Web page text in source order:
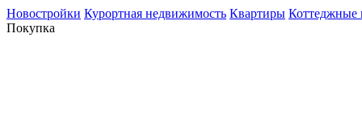
Новостройки Курортная недвижимость Квартиры Коттеджные
Покупка